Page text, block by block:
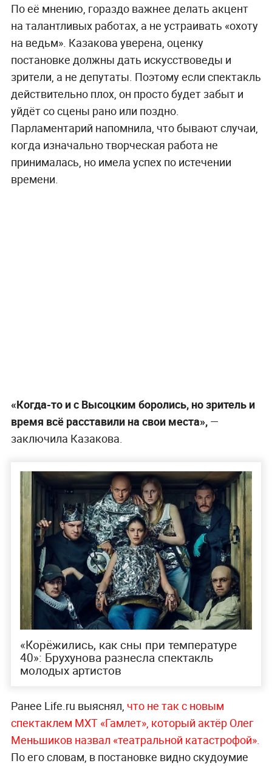
По её мнению, гораздо важнее делать акцент
на талантливых работах, а не устраивать «охоту
на ведьм». Казакова уверена, оценку
постановке должны дать искусствоведы и
зрители, а не депутаты. Поэтому если спектакль
действительно плох, он просто будет забыт и
уйдёт со сцены рано или поздно.
Парламентарий напомнила, что бывают случаи,
когда изначально творческая работа не
принималась, но имела успех по истечении
времени.
«Когда-то и с Высоцким боролись, но зритель и
время всё расставили на свои места», —
заключила Казакова.
«Корёжились, как сны при температуре
40»: Брухунова разнесла спектакль
молодых артистов
Ранее Life.ru выяснял, что не так с новым
спектаклем МХТ «Гамлет», который актёр Олег
Меньшиков назвал «театральной катастрофой».
По его словам, в постановке видно скудоумие